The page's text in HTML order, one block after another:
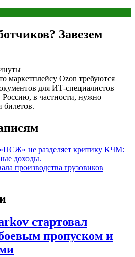
Завезем
маркетплейсу Ozon требуются
для ИТ-специалистов
в частности, нужно
билетов.
не разделяет критику КЧМ:
доходы.
производства грузовиков
стартовал
пропуском и